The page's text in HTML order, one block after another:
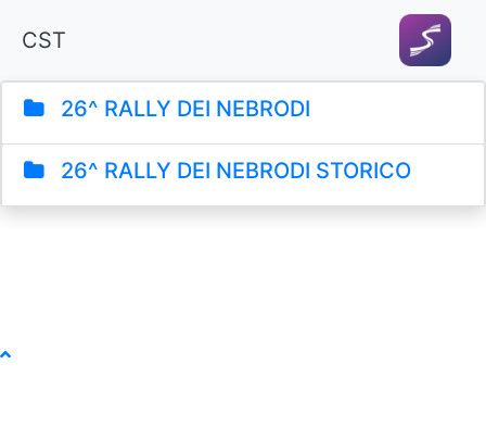
CST
26^ RALLY DEI NEBRODI
26^ RALLY DEI NEBRODI STORICO